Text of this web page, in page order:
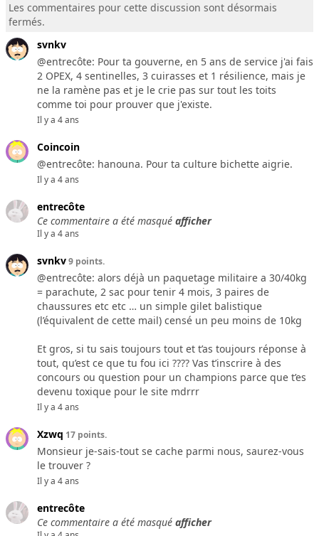
Les commentaires pour cette discussion sont désormais
fermés.
svnkv
@entrecôte: Pour ta gouverne, en 5 ans de service j'ai fais
2 OPEX, 4 sentinelles, 3 cuirasses et 1 résilience, mais je
ne la ramène pas et je le crie pas sur tout les toits
comme toi pour prouver que j'existe.
Il y a 4 ans
Coincoin
@entrecôte: hanouna. Pour ta culture bichette aigrie.
Il y a 4 ans
entrecôte
Ce commentaire a été masqué afficher
Il y a 4 ans
svnkv9 points.
@entrecôte: alors déjà un paquetage militaire a 30/40kg
= parachute, 2 sac pour tenir 4 mois, 3 paires de
chaussures etc etc … un simple gilet balistique
(l’équivalent de cette mail) censé un peu moins de 10kg
Et gros, si tu sais toujours tout et t’as toujours réponse à
tout, qu’est ce que tu fou ici ???? Vas t’inscrire à des
concours ou question pour un champions parce que t’es
devenu toxique pour le site mdrrr
Il y a 4 ans
Xzwq 17 points.
Monsieur je-sais-tout se cache parmi nous, saurez-vous
le trouver ?
Il y a 4 ans
entrecôte
Ce commentaire a été masqué afficher